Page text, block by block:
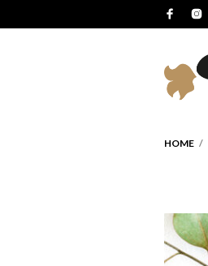
HOME /